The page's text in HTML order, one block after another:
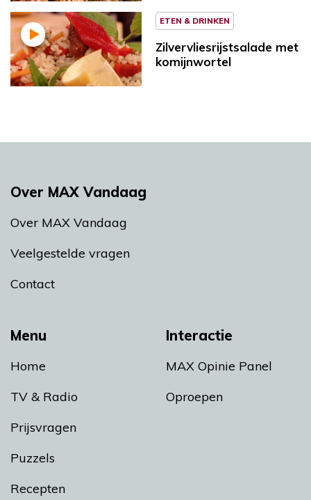
ETEN & DRINKEN
Zilvervliesrijstsalade met
komijnwortel
Menu
Home
TV & Radio
Prijsvragen
Puzzels
Recepten
Interactie
MAX Opinie Panel
Oproepen
Over MAX Vandaag
Over MAX Vandaag
Veelgestelde vragen
Contact